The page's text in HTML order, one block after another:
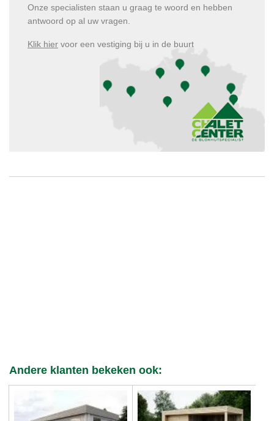
Onze specialisten staan u graag te woord en hebben
antwoord op al uw vragen.
Klik hier voor een vestiging bij u in de buurt
Andere klanten bekeken ook: